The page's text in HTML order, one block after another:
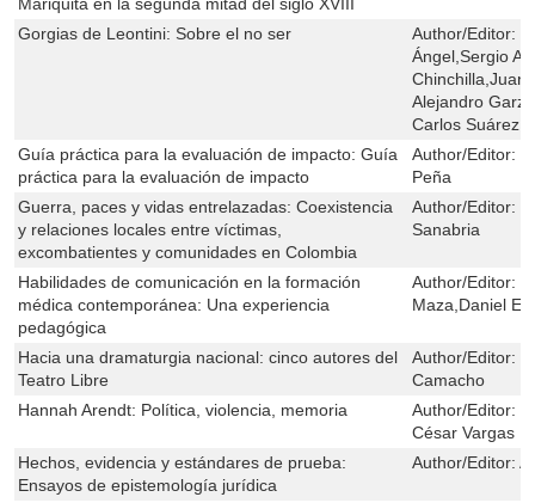
Gorgias de Leontini: Sobre el no ser Author/Editor:
Ángel,Sergio
Chinchilla,Juan
Alejandro
Carlos
Guía práctica para la evaluación de impacto: Guía
práctica para la evaluación de impacto
Author/Editor:
Peña
Guerra, paces y vidas entrelazadas: Coexistencia
y relaciones locales entre víctimas,
excombatientes y comunidades en Colombia
Author/Editor:
Sanabria
Habilidades de comunicación en la formación
médica contemporánea: Una experiencia
pedagógica
Author/Editor:
Maza,Daniel
Hacia una dramaturgia nacional: cinco autores del
Teatro Libre
Author/Editor:
Camacho
Hannah Arendt: Política, violencia, memoria
Author/Editor:
César Vargas
Hechos, evidencia y estándares de prueba:
Ensayos de epistemología jurídica
Author/Editor: